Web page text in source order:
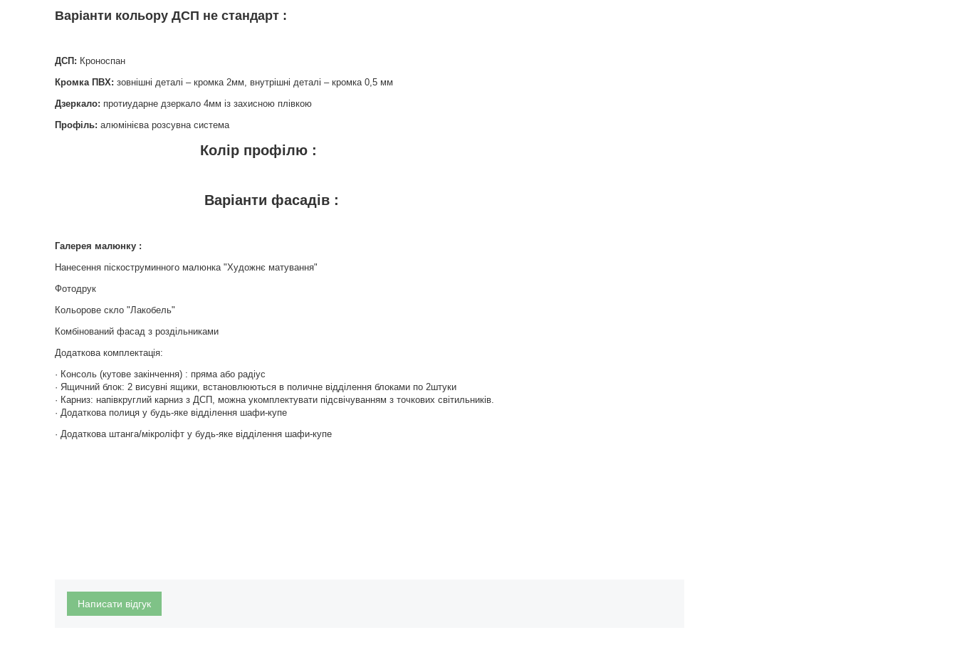
Варіанти кольору ДСП не стандарт :
ДСП: Кроноспан
Кромка ПВХ: зовнішні деталі – кромка 2мм, внутрішні деталі – кромка 0,5 мм
Дзеркало: протиударне дзеркало 4мм із захисною плівкою
Профіль: алюмінієва розсувна система
Колір профілю :
Варіанти фасадів :
Галерея малюнку :
Нанесення піскоструминного малюнка "Художнє матування"
Фотодрук
Кольорове скло "Лакобель"
Комбінований фасад з роздільниками
Додаткова комплектація:
· Консоль (кутове закінчення) : пряма або радіус
· Ящичний блок: 2 висувні ящики, встановлюються в поличне відділення блоками по 2штуки
· Карниз: напівкруглий карниз з ДСП, можна укомплектувати підсвічуванням з точкових світильників.
· Додаткова полиця у будь-яке відділення шафи-купе
· Додаткова штанга/мікроліфт у будь-яке відділення шафи-купе
Написати відгук